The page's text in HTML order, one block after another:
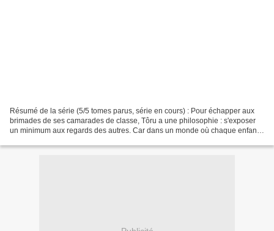
Résumé de la série (5/5 tomes parus, série en cours) : Pour échapper aux
brimades de ses camarades de classe, Tôru a une philosophie : s'exposer
un minimum aux regards des autres. Car dans un monde où chaque enfant